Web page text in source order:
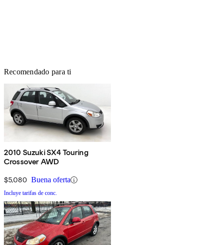
Recomendado para ti
2010 Suzuki SX4 Touring
Crossover AWD
$5,080 Buena oferta
Incluye tarifas de conc.